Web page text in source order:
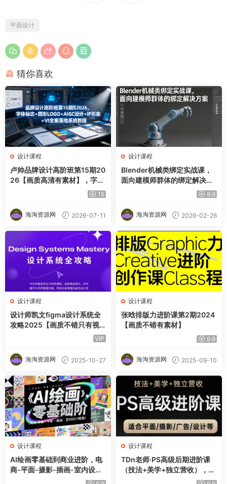
平面设计
猜你喜欢
设计课程
卢帅品牌设计高阶班第15期20
26【画质高清有素材】，字体
标志＋图形LOGO＋AIGC设计
＋IP形象＋VI全案落地系统教
程
15
海淘资源网 2026-07-11
设计课程
Blender机械类绑定实战课，
面向建模师群体的绑定解决方
9.9
海淘资源网 2026-02-26
设计课程
设计师凯文figma设计系统全
攻略2025【画质不错只有视
VIP
海淘资源网 2025-10-27
设计课程
张晗排版力进阶课第2期2024
【画质不错有素材】
9.9
海淘资源网 2025-09-10
设计课程
AI绘画零基础到商业进阶，电
商-平面-摄影-插画-室内设计
设计课程
TDn老师·PS高级后期进阶课
（技法+美学+独立营收），适